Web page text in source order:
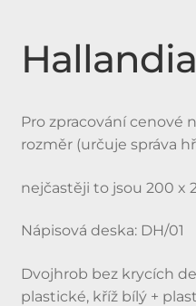
Hallandia
Pro zpracování cenové
rozměr (určuje správa
nejčastěji to jsou 200 x
Nápisová deska: DH/01
Dvojhrob bez krycích
plastické, kříž bílý +